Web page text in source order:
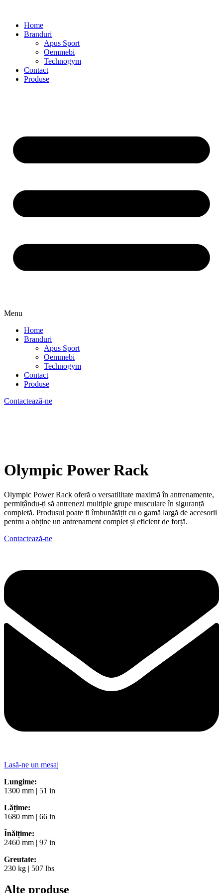
Home
Branduri
Apus Sport
Oemmebi
Technogym
Contact
Produse
Menu
Home
Branduri
Apus Sport
Oemmebi
Technogym
Contact
Produse
Contactează-ne
Olympic Power Rack
Olympic Power Rack oferă o versatilitate maximă în antrenamente,
permițându-ți să antrenezi multiple grupe musculare în siguranță
completă. Produsul poate fi îmbunătățit cu o gamă largă de accesorii
pentru a obține un antrenament complet și eficient de forță.
Contactează-ne
Lasă-ne un mesaj
Lungime:
1300 mm | 51 in
Lățime:
1680 mm | 66 in
Înălțime:
2460 mm | 97 in
Greutate:
230 kg | 507 lbs
Alte produse